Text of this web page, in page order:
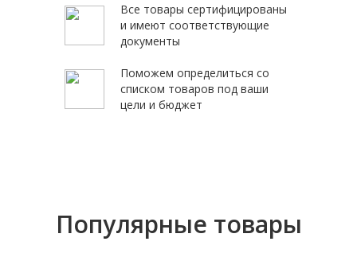
Все товары сертифицированы
и имеют соответствующие
документы
Поможем определиться со
списком товаров под ваши
цели и бюджет
Популярные товары